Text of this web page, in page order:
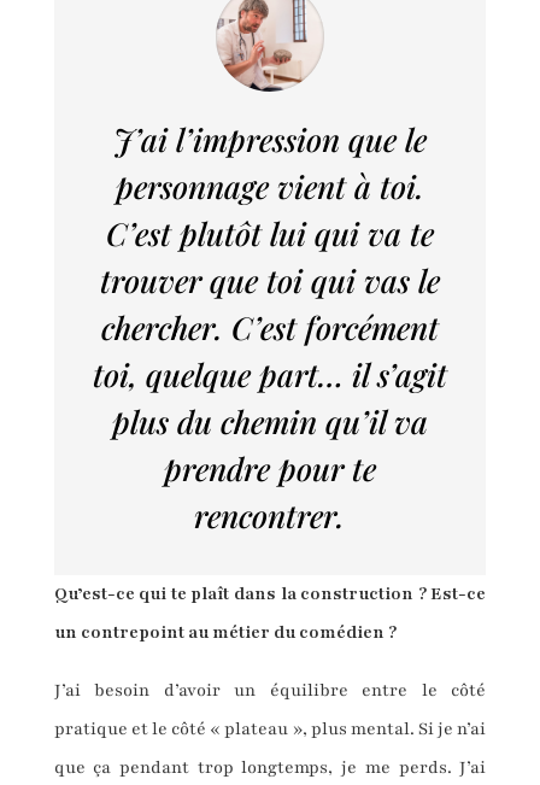
J’ai l’impression que le
personnage vient à toi.
C’est plutôt lui qui va te
trouver que toi qui vas le
chercher. C’est forcément
toi, quelque part… il s’agit
plus du chemin qu’il va
prendre pour te
rencontrer.
Qu’est-ce qui te plaît dans la construction ? Est-ce
un contrepoint au métier du comédien ?
J’ai besoin d’avoir un équilibre entre le côté
pratique et le côté « plateau », plus mental. Si je n’ai
que ça pendant trop longtemps, je me perds. J’ai